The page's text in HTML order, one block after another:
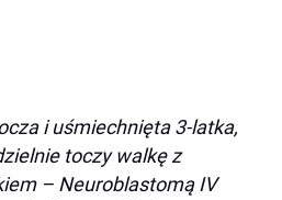
i uśmiechnięta 3-latka,
toczy walkę z
– Neuroblastomą IV